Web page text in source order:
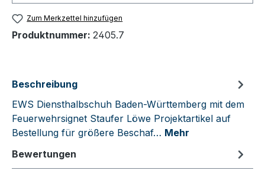
Zum Merkzettel hinzufügen
Produktnummer: 2405.7
Beschreibung
EWS Diensthalbschuh Baden-Württemberg mit dem
Feuerwehrsignet Staufer Löwe Projektartikel auf
Bestellung für größere Beschaf… Mehr
Bewertungen